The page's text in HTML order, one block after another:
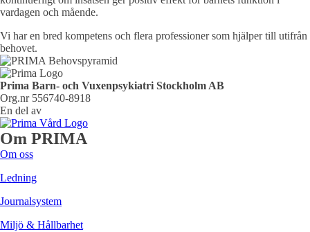
vardagen och mående.
Vi har en bred kompetens och flera professioner som hjälper till utifrån
behovet.
Prima Barn- och Vuxenpsykiatri Stockholm AB
Org.nr 556740-8918
En del av
Om PRIMA
Om oss
Ledning
Journalsystem
Miljö & Hållbarhet